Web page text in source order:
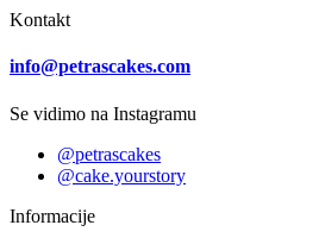
Kontakt
info@petrascakes.com
Se vidimo na Instagramu
@petrascakes
@cake.yourstory
Informacije